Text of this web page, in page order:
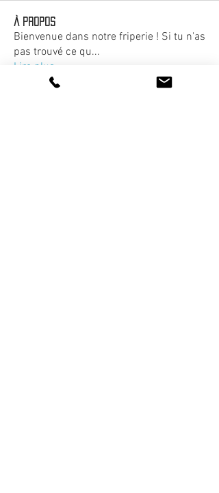
À propos
Bienvenue dans notre friperie ! Si tu n'as
pas trouvé ce qu...
Lire plus